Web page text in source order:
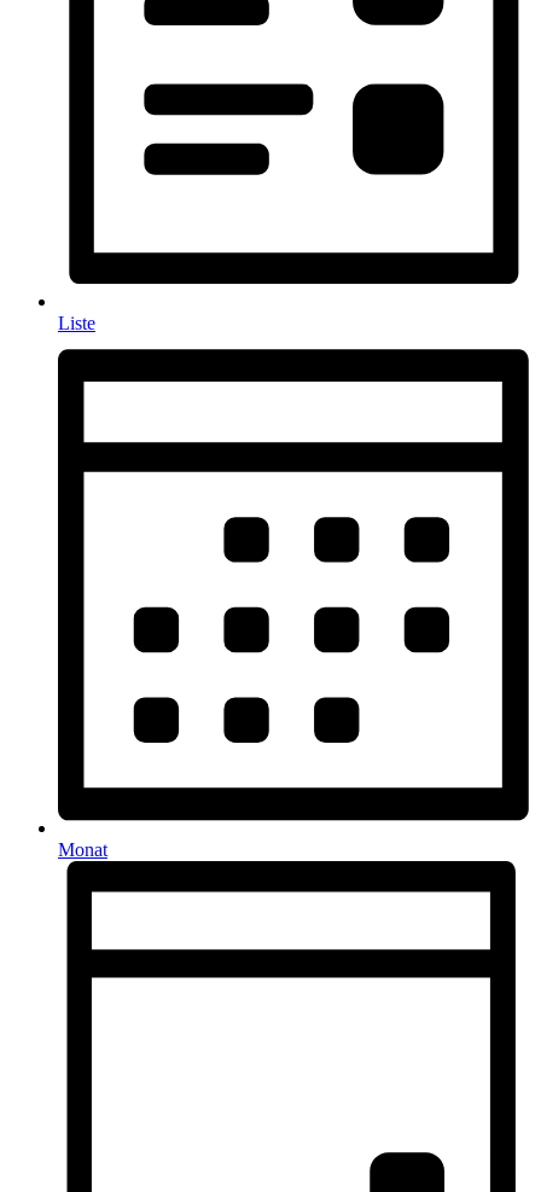
Liste
Monat